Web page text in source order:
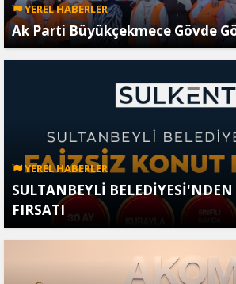
YEREL HABERLER
Ak Parti Büyükçekmece Gövde
YEREL HABERLER
SULTANBEYLİ
FIRSATI